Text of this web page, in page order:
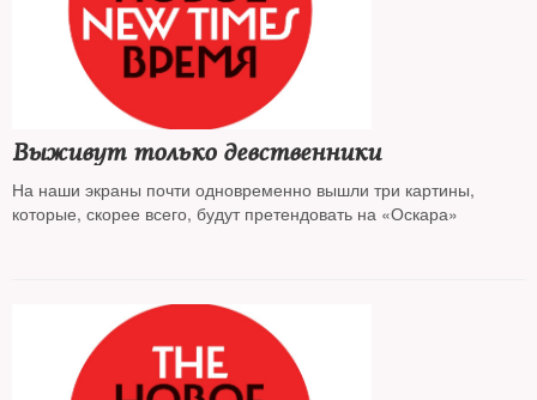
Выживут только девственники
На наши экраны почти одновременно вышли три картины,
которые, скорее всего, будут претендовать на «Оскара»